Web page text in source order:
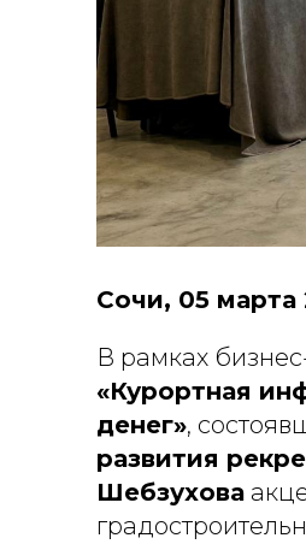
Сочи, 05 марта
В рамках
«Курортная
денег»,
развития
Шебзухова